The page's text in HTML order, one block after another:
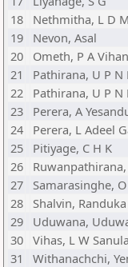
18
Nethmitha, L D
19
Nevon, Asal
20
Ometh, P A
21
Pathirana, U P N
22
Pathirana, U P N
23
Perera, A
24
Perera, L Adeel
25
Pitiyage, C H K
26
27
Samarasinghe, O
28
Shalvin,
29
Uduwana,
30 Vihas, L W Sanula
31
Withanachchi,